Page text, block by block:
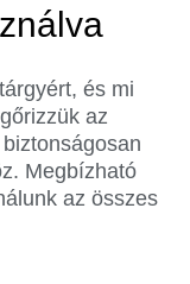
és mi
az
Megbízható
az összes